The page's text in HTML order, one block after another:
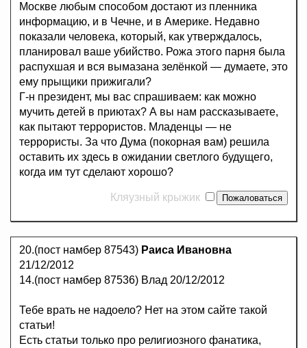
Москве любым способом достают из пленника
информацию, и в Чечне, и в Америке. Недавно
показали человека, который, как утверждалось,
планировал ваше убийство. Рожа этого парня была
распухшая и вся вымазана зелёнкой — думаете, это
ему прыщики прижигали?
Г-н президент, мы вас спрашиваем: как можно
мучить детей в приютах? А вы нам рассказываете,
как пытают террористов. Младенцы — не
террористы. За что Дума (покорная вам) решила
оставить их здесь в ожидании светлого будущего,
когда им тут сделают хорошо?
Кляузный крыжик
20.(пост намбер 87543) Раиса Ивановна
21/12/2012
14.(пост намбер 87536) Влад 20/12/2012
Тебе врать не надоело? Нет на этом сайте такой
статьи!
Есть статьи только про религиозного фанатика,